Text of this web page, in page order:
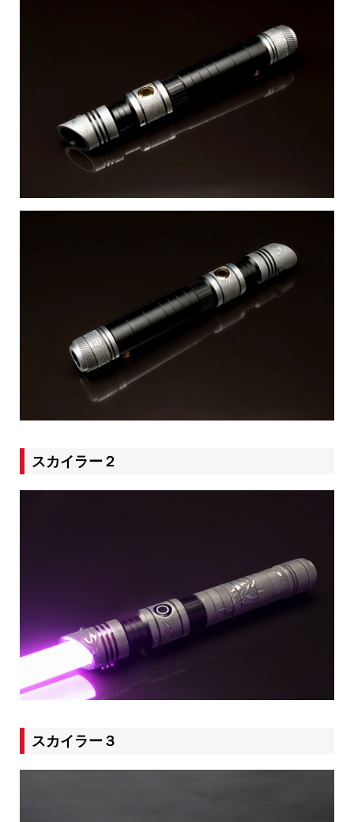
スカイラー２
スカイラー３